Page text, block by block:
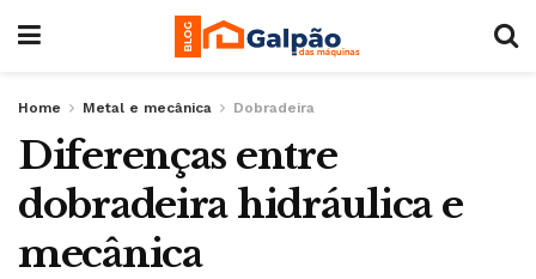
Home Metal e mecânica Dobradeira
Diferenças entre
dobradeira hidráulica e
mecânica